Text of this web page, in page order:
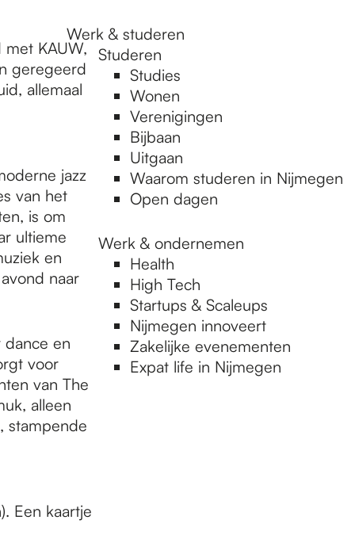
Werk & studeren
Studeren
Studies
Wonen
Verenigingen
Bijbaan
Uitgaan
Waarom studeren in Nijmegen
Open dagen
Werk & ondernemen
Health
High Tech
Startups & Scaleups
Nijmegen innoveert
Zakelijke evenementen
Expat life in Nijmegen
KAUW,
geregeerd
allemaal
jazz
van het
is om
ultieme
en
naar
en
voor
van The
alleen
stampende
Een kaartje